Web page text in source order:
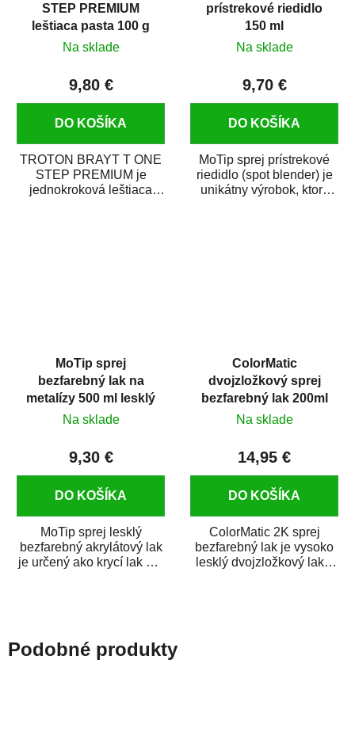
STEP PREMIUM
leštiaca pasta 100 g
Na sklade
9,80 €
DO KOŠÍKA
TROTON BRAYT T ONE
STEP PREMIUM je
jednokroková leštiaca
prístrekové riedidlo
150 ml
Na sklade
9,70 €
DO KOŠÍKA
MoTip sprej prístrekové
riedidlo (spot blender) je
unikátny výrobok, ktorý
MoTip sprej
bezfarebný lak na
metalízy 500 ml lesklý
Na sklade
9,30 €
DO KOŠÍKA
MoTip sprej lesklý
bezfarebný akrylátový lak
je určený ako krycí lak pre
ColorMatic
dvojzložkový sprej
bezfarebný lak 200ml
Na sklade
14,95 €
DO KOŠÍKA
ColorMatic 2K sprej
bezfarebný lak je vysoko
lesklý dvojzložkový lak s
Podobné produkty